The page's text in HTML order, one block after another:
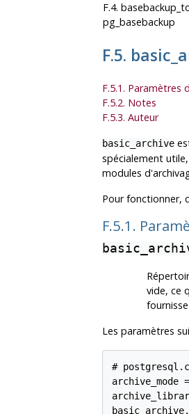
F.4.
pg_basebackup
F.5.
F.5.1. Paramètres
F.5.2. Notes
F.5.3. Auteur
basic_archive
spécialement
modules
Pour fonctionner,
F.5.1.
vide, ce
Les paramètres
#
archive_mode